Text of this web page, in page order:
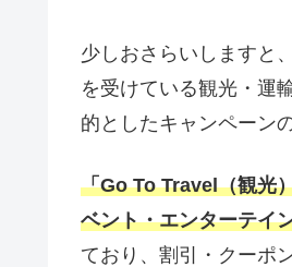
少しおさらいしますと
を受けている観光・運
的としたキャンペーン
「Go To Travel（観光
ベント・エンターテイ
ており、割引・クーポ